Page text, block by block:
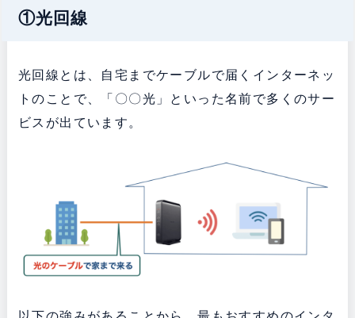
①光回線
光回線とは、自宅までケーブルで届くインターネッ
トのことで、「〇〇光」といった名前で多くのサー
ビスが出ています。